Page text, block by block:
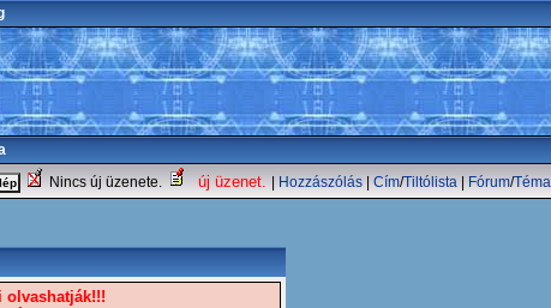
Nincs új üzenete. új üzenet. Hozzászólás Cím/Tiltólista Fórum/Téma
olvashatják!!!